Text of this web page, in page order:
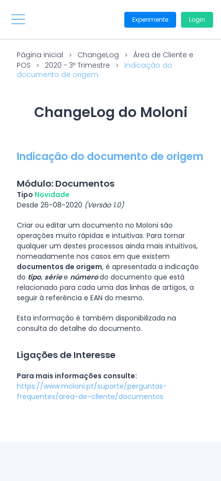
Experimente Login
Página inicial ChangeLog
Área de Cliente e
POS
2020 - 3º Trimestre
Indicação do
documento de origem
ChangeLog do Moloni
Indicação do documento de origem
Módulo: Documentos
Tipo Novidade
Desde 26-08-2020 (Versão 1.0)
Criar ou editar um documento no Moloni são
operações muito rápidas e intuitivas. Para tornar
qualquer um destes processos ainda mais intuitivos,
nomeadamente nos casos em que existem
documentos de origem, é apresentada a indicação
do tipo, sériee númerodo documento que está
relacionado para cada uma das linhas de artigos, a
seguir à referência e EAN do mesmo.
Esta informação é também disponibilizada na
consulta do detalhe do documento.
Ligações de Interesse
Para mais informações consulte:
https://www.moloni.pt/suporte/perguntas-
frequentes/area-de-cliente/documentos